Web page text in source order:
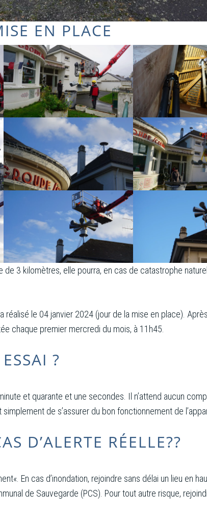
EN PLACE
de 3 kilomètres, elle pourra, en cas de catastrophe
réalisé le 04 janvier 2024 (jour de la mise en place).
chaque premier mercredi du mois, à 11h45.
?
et quarante et une secondes. Il n’attend aucun
de s’assurer du bon fonctionnement de
D’ALERTE RÉELLE??
En cas d’inondation, rejoindre sans délai un lieu en
de Sauvegarde (PCS). Pour tout autre risque,